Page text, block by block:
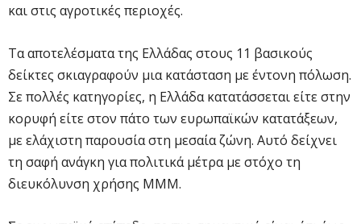
και στις αγροτικές περιοχές.
Τα αποτελέσματα της Ελλάδας στους 11 βασικούς
δείκτες σκιαγραφούν μια κατάσταση με έντονη πόλωση.
Σε πολλές κατηγορίες, η Ελλάδα κατατάσσεται είτε στην
κορυφή είτε στον πάτο των ευρωπαϊκών κατατάξεων,
με ελάχιστη παρουσία στη μεσαία ζώνη. Αυτό δείχνει
τη σαφή ανάγκη για πολιτικά μέτρα με στόχο τη
διευκόλυνση χρήσης ΜΜΜ.